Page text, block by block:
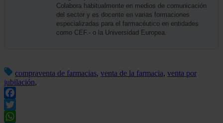
Colabora habitualmente en medios de comunicación
del sector y es docente en varias formaciones
especializadas para el farmacéutico en entidades
como CEF.- o la Universidad Europea.
compraventa de farmacias, venta de la farmacia, venta por
jubilación,
Facebook
Twitter